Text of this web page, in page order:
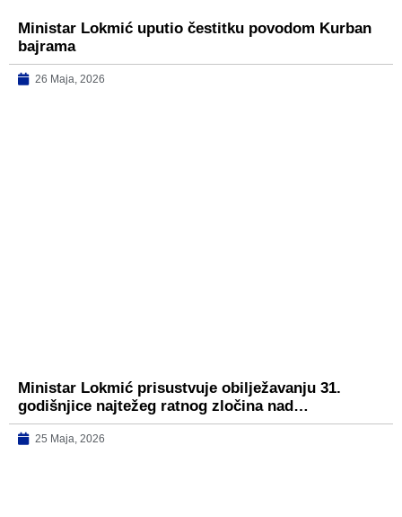
Ministar Lokmić uputio čestitku povodom Kurban
bajrama
26 Maja, 2026
Ministar Lokmić prisustvuje obilježavanju 31.
godišnjice najtežeg ratnog zločina nad…
25 Maja, 2026